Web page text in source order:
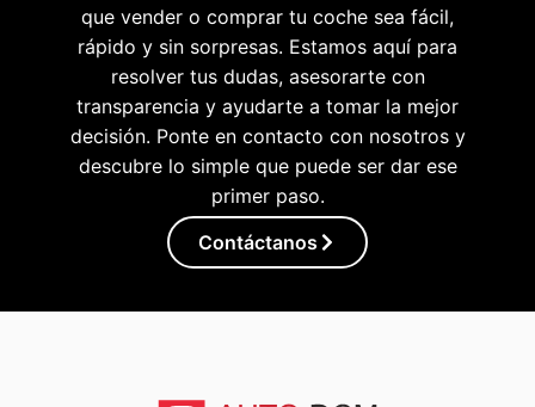
que vender o comprar tu coche sea fácil,
rápido y sin sorpresas. Estamos aquí para
resolver tus dudas, asesorarte con
transparencia y ayudarte a tomar la mejor
decisión. Ponte en contacto con nosotros y
descubre lo simple que puede ser dar ese
primer paso.
Contáctanos